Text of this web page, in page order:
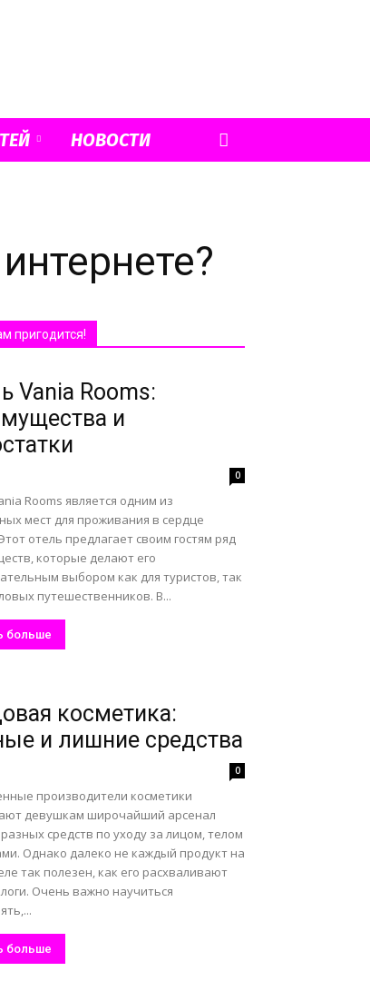
НОВОСТИ
пригодится!
Vania Rooms:
и
0
Rooms является одним из
мест для проживания в сердце
отель предлагает своим гостям ряд
которые делают его
выбором как для туристов, так
путешественников. В...
больше
косметика:
и лишние средства
0
производители косметики
девушкам широчайший арсенал
средств по уходу за лицом, телом
Однако далеко не каждый продукт на
так полезен, как его расхваливают
Очень важно научиться
больше